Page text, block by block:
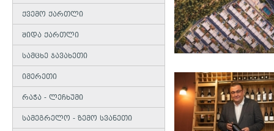
ქვემო ქართლი
შიდა ქართლი
სამცხე ჯავახეთი
იმერეთი
რაჭა - ლეჩხუმი
სამეგრელო - ზემო სვანეთი